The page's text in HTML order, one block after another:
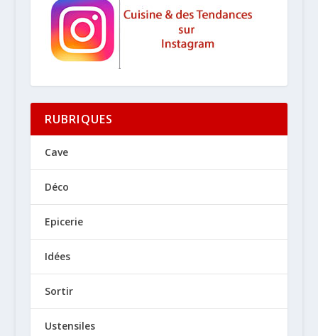
RUBRIQUES
Cave
Déco
Epicerie
Idées
Sortir
Ustensiles